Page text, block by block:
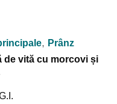
, Prânz
de vită cu morcovi și